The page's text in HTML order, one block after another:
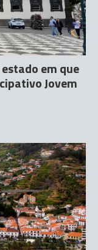
em que
Jovem